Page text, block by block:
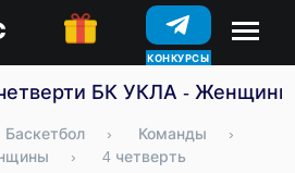
КОНКУРСЫ
четверти БК УКЛА -
Баскетбол › Команды
›
› 4 четверть